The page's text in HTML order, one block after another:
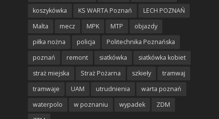
koszykówka
KS WARTA Poznań
LECH POZNAŃ
Malta
mecz MPK MTP
objazdy
piłka nożna
policja
Politechnika Poznańska
poznań
remont siatkówka
siatkówka kobiet
straż miejska
Straż Pożarna szkieły
tramwaj
tramwaje
UAM utrudnienia
warta poznań
waterpolo
w poznaniu wypadek
ZDM